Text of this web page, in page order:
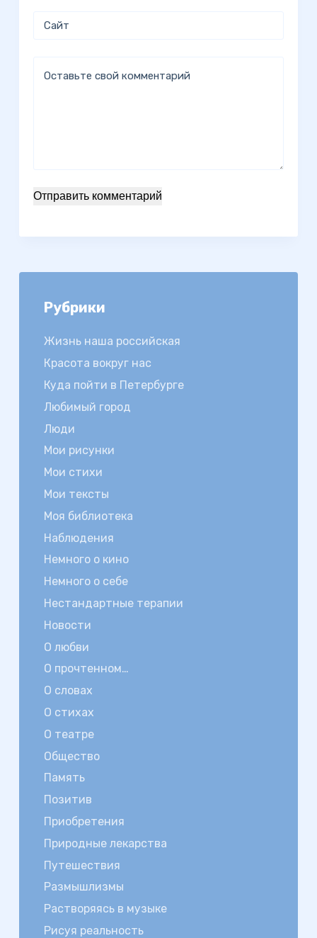
Сайт
Оставьте свой комментарий
Отправить комментарий
Рубрики
Жизнь наша российская
Красота вокруг нас
Куда пойти в Петербурге
Любимый город
Люди
Мои рисунки
Мои стихи
Мои тексты
Моя библиотека
Наблюдения
Немного о кино
Немного о себе
Нестандартные терапии
Новости
О любви
О прочтенном…
О словах
О стихах
О театре
Общество
Память
Позитив
Приобретения
Природные лекарства
Путешествия
Размышлизмы
Растворяясь в музыке
Рисуя реальность